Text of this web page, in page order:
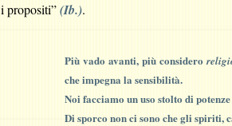
i propositi”(Ib.).
Più vado avanti, più considero
che impegna la sensibilità.
Noi facciamo un uso stolto di potenze
Di sporco non ci sono che gli